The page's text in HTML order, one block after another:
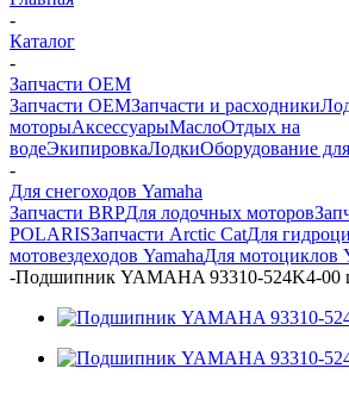
-
Каталог
-
Запчасти OEM
Запчасти OEMЗапчасти и расходники
моторыАксессуарыМаслоОтдых на
водеЭкипировкаЛодкиОборудование
-
Для снегоходов Yamaha
Запчасти BRPДля лодочных моторов
POLARISЗапчасти Arctic CatДля
мотовездеходов YamahaДля мотоциклов
-Подшипник YAMAHA 93310-524K4-00